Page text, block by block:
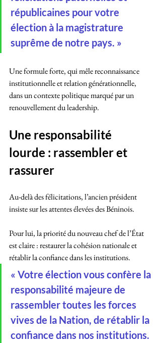
républicaines pour votre
élection à la magistrature
suprême de notre pays. »
Une formule forte, qui mêle reconnaissance
institutionnelle et relation générationnelle,
dans un contexte politique marqué par un
renouvellement du leadership.
Une responsabilité
lourde : rassembler et
rassurer
Au-delà des félicitations, l’ancien président
insiste sur les attentes élevées des Béninois.
Pour lui, la priorité du nouveau chef de l’État
est claire : restaurer la cohésion nationale et
rétablir la confiance dans les institutions.
« Votre élection vous confère la
responsabilité majeure de
rassembler toutes les forces
vives de la Nation, de rétablir la
confiance dans nos institutions.